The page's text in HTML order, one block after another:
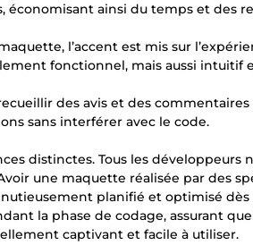
économisant ainsi du temps et des
l’accent est mis sur
fonctionnel, mais aussi intuitif
des avis et des
sans interférer avec le code.
distinctes. Tous les développeurs
une maquette réalisée par des
planifié et optimisé
la phase de codage, assurant
captivant et facile à utiliser.